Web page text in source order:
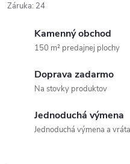
Záruka: 24
Kamenný obchod
150 m² predajnej plochy
Doprava zadarmo
Na stovky produktov
Jednoduchá výmena
Jednoduchá výmena a